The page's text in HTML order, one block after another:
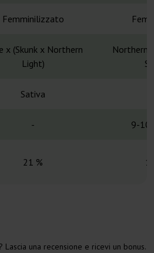
Femminilizzato
x (Skunk x Northern
Light)
Northern
Sativa
- 9-10
21 %
una recensione e ricevi un bonus.